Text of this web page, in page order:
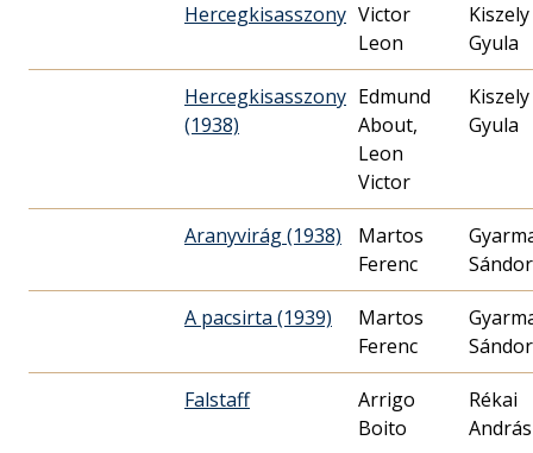
Hercegkisasszony Victor
Leon
Kiszely
Gyula
Hercegkisasszony
(1938)
Edmund
About,
Leon
Victor
Kiszely
Gyula
Aranyvirág (1938)
Martos
Ferenc
Sándor
A pacsirta (1939)
Martos
Ferenc
Sándor
Falstaff
Arrigo
Boito
Rékai
András